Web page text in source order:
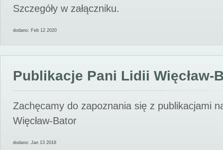
Szczegóły w załączniku.
dodano: Feb 12 2020
Publikacje Pani Lidii Więcław-
Zachęcamy do zapoznania się z publikacjami
Więcław-Bator
dodano: Jan 13 2018